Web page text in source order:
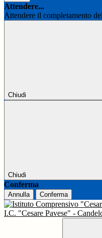
Attendere...
Attendere il completamento
Chiudi
Chiudi
Conferma
Annulla Conferma
I.C. "Cesare Pavese" -